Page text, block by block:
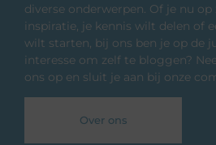
diverse onderwerpen. Of je nu op
inspiratie, je kennis wilt delen of
wilt starten, bij ons ben je op de
interesse om zelf te bloggen?
ons op en sluit je aan bij onze
Over ons